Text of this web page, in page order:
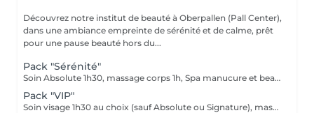
Découvrez notre institut de beauté à Oberpallen (Pall Center),
dans une ambiance empreinte de sérénité et de calme, prêt
pour une pause beauté hors du...
Pack "Sérénité"
Soin Absolute 1h30, massage corps 1h, Spa manucure et beauté des pieds Le luxe, le calme et la détente, magique ...
Pack "VIP"
Soin visage 1h30 au choix (sauf Absolute ou Signature), massage corps 1h, manucure 30', beauté des pieds 45' Ne peut être fractionné, à faire le même jour